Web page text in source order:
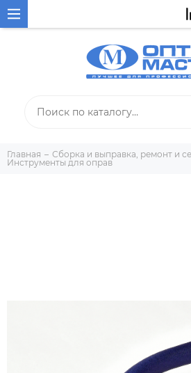
Главная
Сборка и выправка, ремонт и
Инструменты для оправ